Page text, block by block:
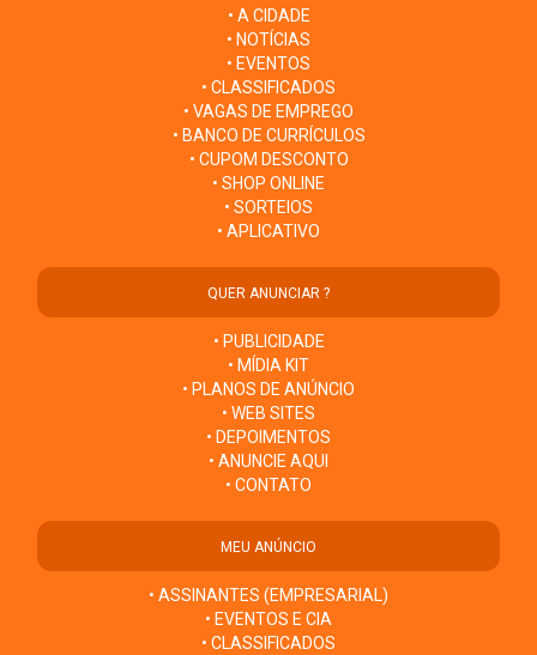
• A CIDADE
• NOTÍCIAS
• EVENTOS
• CLASSIFICADOS
• VAGAS DE EMPREGO
• BANCO DE CURRÍCULOS
• CUPOM DESCONTO
• SHOP ONLINE
• SORTEIOS
• APLICATIVO
QUER ANUNCIAR ?
• PUBLICIDADE
• MÍDIA KIT
• PLANOS DE ANÚNCIO
• WEB SITES
• DEPOIMENTOS
• ANUNCIE AQUI
• CONTATO
MEU ANÚNCIO
• ASSINANTES (EMPRESARIAL)
• EVENTOS E CIA
• CLASSIFICADOS